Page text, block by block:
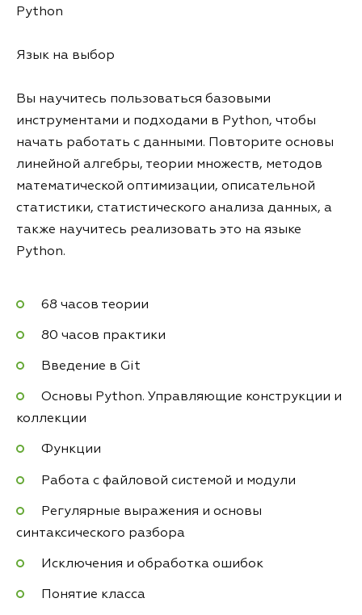
Python
Язык на выбор
Вы научитесь пользоваться базовыми
инструментами и подходами в Python, чтобы
начать работать с данными. Повторите основы
линейной алгебры, теории множеств, методов
математической оптимизации, описательной
статистики, статистического анализа данных, а
также научитесь реализовать это на языке
Python.
68 часов теории
80 часов практики
Введение в Git
Основы Python. Управляющие конструкции и
коллекции
Функции
Работа с файловой системой и модули
Регулярные выражения и основы
синтаксического разбора
Исключения и обработка ошибок
Понятие класса